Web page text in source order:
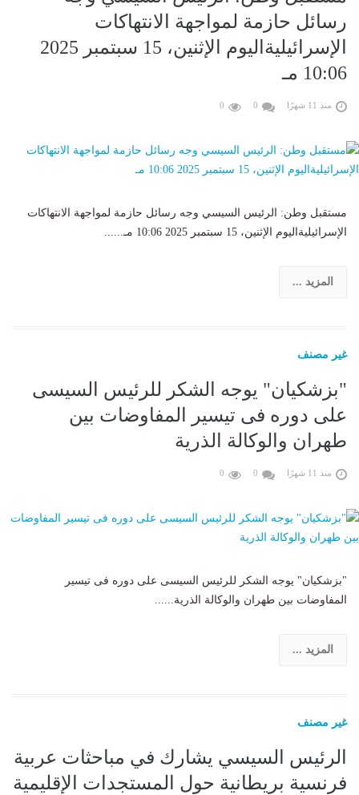
رسائل حازمة لمواجهة الانتهاكات
الإسرائيليةاليوم الإثنين، 15 سبتمبر 2025
10:06 مـ
منذ 11 شهرًا 0
0
مستقبل وطن: الرئيس السيسي وجه رسائل حازمة لمواجهة الانتهاكات
الإسرائيليةاليوم الإثنين، 15 سبتمبر 2025 10:06 مـ......
المزيد ...
غير مصنف
"بزشكيان" يوجه الشكر للرئيس السيسى
على دوره فى تيسير المفاوضات بين
طهران والوكالة الذرية
منذ 11 شهرًا 0
0
"بزشكيان" يوجه الشكر للرئيس السيسى على دوره فى تيسير
المفاوضات بين طهران والوكالة الذرية......
المزيد ...
غير مصنف
الرئيس السيسي يشارك في مباحثات عربية
فرنسية بريطانية حول المستجدات الإقليمية